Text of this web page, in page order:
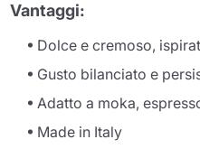
Vantaggi:
Dolce e cremoso,
Gusto bilanciato e
Adatto a moka,
Made in Italy